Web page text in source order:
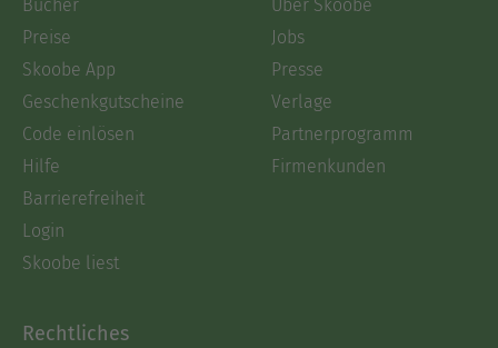
Bücher
Preise
Skoobe App
Geschenkgutscheine
Code einlösen
Hilfe
Barrierefreiheit
Login
Skoobe liest
Über Skoobe
Jobs
Presse
Verlage
Partnerprogramm
Firmenkunden
Rechtliches